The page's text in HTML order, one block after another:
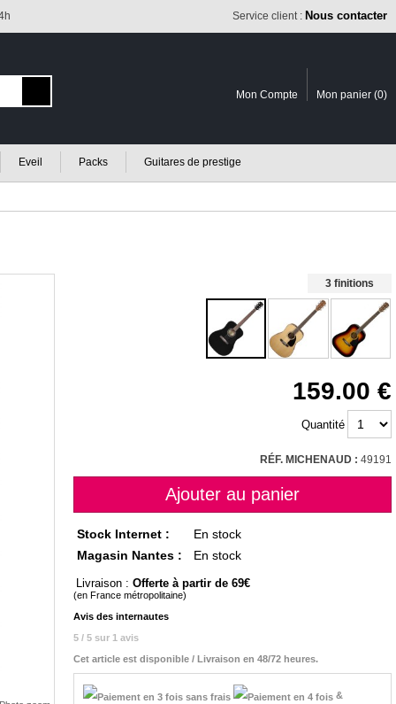
Service client : Nous contacter
Mon Compte Mon panier (0)
Eveil Packs Guitares de prestige
3 finitions
159.00
Quantité
RÉF. MICHENAUD : 49191
Stock Internet :
En stock
Magasin Nantes :
En stock
Livraison : Offerte à partir de 69
(en France métropolitaine)
Avis des internautes
5 / 5 sur 1 avis
Cet article est disponible / Livraison en 48/72 heures.
&